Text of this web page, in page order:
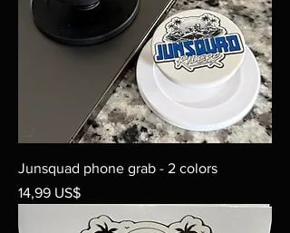
Junsquad phone grab - 2 colors
Precio
14,99 US$